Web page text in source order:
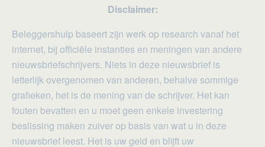
Disclaimer:
Beleggershulp baseert zijn werk op research vanaf het
internet, bij officiële instanties en meningen van andere
nieuwsbriefschrijvers. Niets in deze nieuwsbrief is
letterlijk overgenomen van anderen, behalve sommige
grafieken, het is de mening van de schrijver. Het kan
fouten bevatten en u moet geen enkele investering
beslissing maken zuiver op basis van wat u in deze
nieuwsbrief leest. Het is uw geld en blijft uw